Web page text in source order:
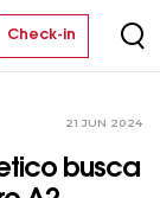
Check-in
21 JUN 2024
busca